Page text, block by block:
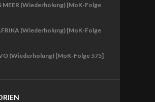
MEER (Wiederholung) [MoK-Folge
(Wiederholung) [MoK-Folge
(Wiederholung) [MoK-Folge 575]